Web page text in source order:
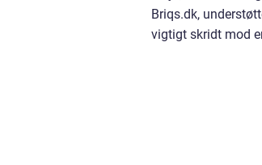
Briqs.dk,
vigtigt skridt mod